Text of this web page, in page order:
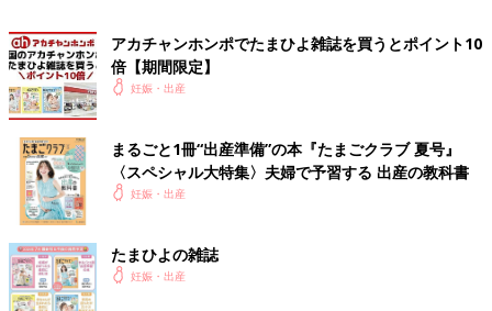
アカチャンホンポでたまひよ雑誌を買うとポイント10
倍【期間限定】
妊娠・出産
まるごと1冊“出産準備”の本『たまごクラブ 夏号』
〈スペシャル大特集〉夫婦で予習する 出産の教科書
妊娠・出産
たまひよの雑誌
妊娠・出産